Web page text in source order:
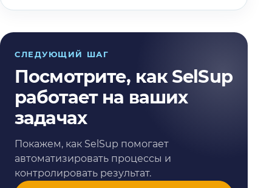
СЛЕДУЮЩИЙ ШАГ
Посмотрите, как SelSup
работает на ваших
задачах
Покажем, как SelSup помогает
автоматизировать процессы и
контролировать результат.